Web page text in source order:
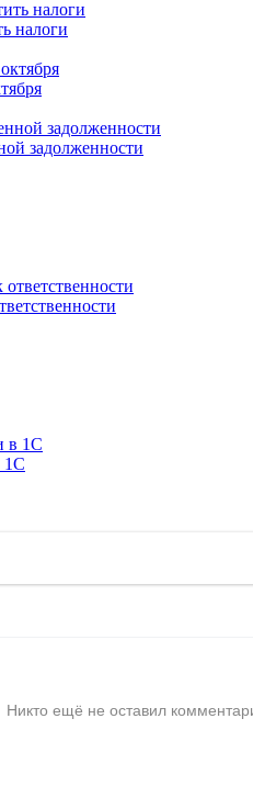
налоги
задолженности
1C
Никто ещё не оставил